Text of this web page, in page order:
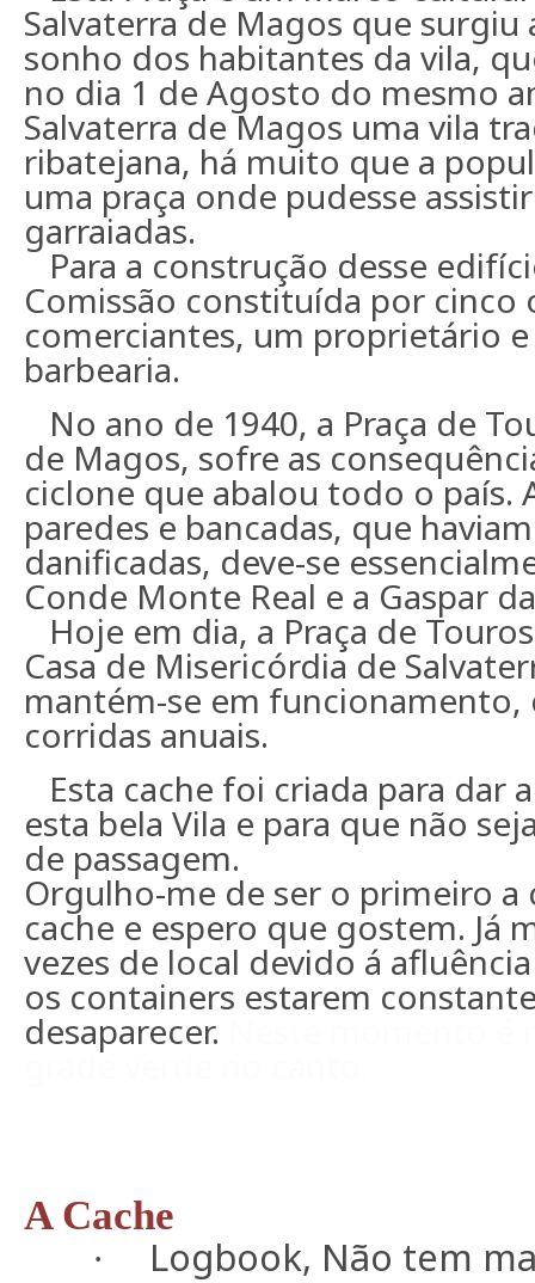
Salvaterra de Magos que
sonho dos habitantes da vila,
no dia 1 de Agosto do mesmo
Salvaterra de Magos uma vila
ribatejana, há muito que a
uma praça onde pudesse
garraiadas.
Para a construção desse
Comissão constituída por cinco
comerciantes, um proprietário
barbearia.
No ano de 1940, a Praça de
de Magos, sofre as
ciclone que abalou todo o país.
paredes e bancadas, que
danificadas, deve-se
Conde Monte Real e a Gaspar
Hoje em dia, a Praça de
Casa de Misericórdia de
mantém-se em funcionamento,
corridas anuais.
Esta cache foi criada para dar
esta bela Vila e para que não
de passagem.
Orgulho-me de ser o primeiro a
cache e espero que gostem. Já
vezes de local devido á
os containers estarem
desaparecer.
grade verde no canto.
A Cache
· Logbook, Não tem